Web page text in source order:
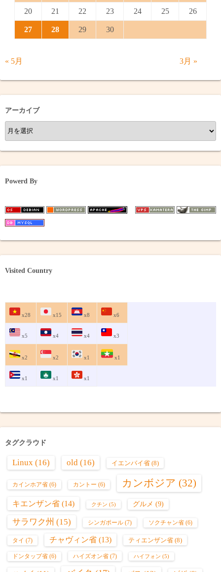
20 21 22 23 24 25 26
27 28 29 30
« 5月 3月 »
アーカイブ
ア
ー
カ
イ
ブ
Powerd By
Visited Country
x28 x15 x8 x6
x5 x4 x4 x3
x2 x2 x1 x1
x1 x1 x1
タグクラウド
Linux (16) old (16) イエンバイ省 (8)
カインホア省 (6) カントー (6) カンボジア (32)
キエンザン省 (14) クチン (5) グルメ (9)
サラワク州 (15) シンガポール (7) ソクチャン省 (6)
タイ (7) チャヴィン省 (13) ティエンザン省 (8)
ドンタップ省 (6) ハイズオン省 (7) ハイフォン (5)